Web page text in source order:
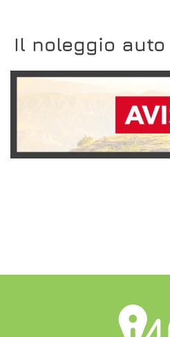
Il noleggio
SCOPRI